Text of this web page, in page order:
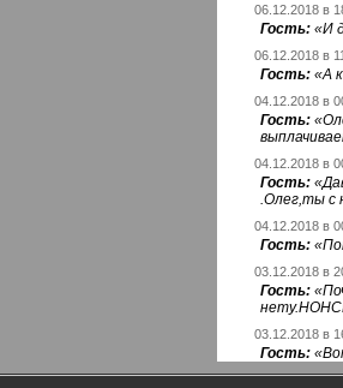
06.12.2018 в
Гость: «И
06.12.2018 в
Гость: «А
04.12.2018 в
Гость: «
04.12.2018 в
Гость: «
.Олег,ты с
04.12.2018 в
Гость: «
03.12.2018 в
Гость: «
03.12.2018 в
Гость: «